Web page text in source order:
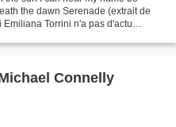
the dawn Serenade (extrait de
Torrini n'a pas d'actu
Connelly